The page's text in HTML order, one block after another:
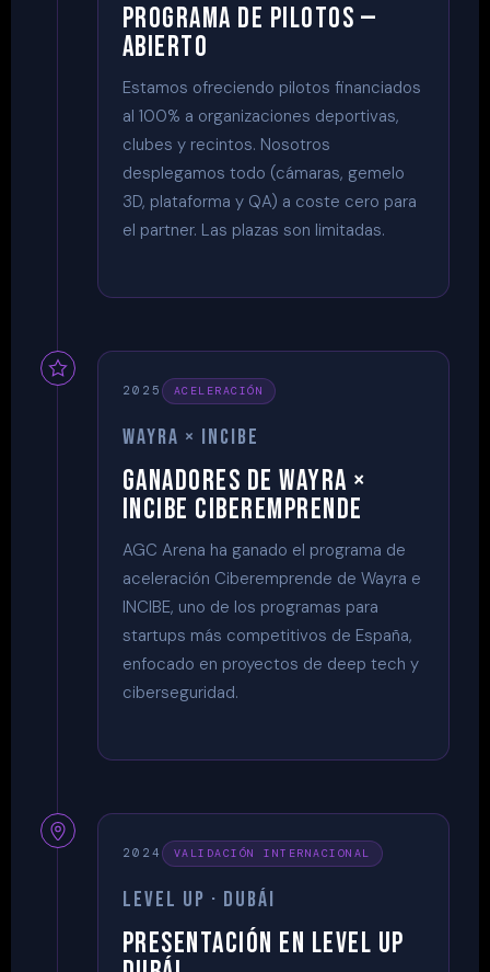
PROGRAMA DE PILOTOS —
ABIERTO
Estamos ofreciendo pilotos financiados
al 100% a organizaciones deportivas,
clubes y recintos. Nosotros
desplegamos todo (cámaras, gemelo
3D, plataforma y QA) a coste cero para
el partner. Las plazas son limitadas.
2025 ACELERACIÓN
WAYRA × INCIBE
GANADORES DE WAYRA ×
INCIBE CIBEREMPRENDE
AGC Arena ha ganado el programa de
aceleración Ciberemprende de Wayra e
INCIBE, uno de los programas para
startups más competitivos de España,
enfocado en proyectos de deep tech y
ciberseguridad.
2024 VALIDACIÓN INTERNACIONAL
LEVEL UP · DUBÁI
PRESENTACIÓN EN LEVEL UP